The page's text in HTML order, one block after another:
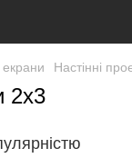
екрани Настінні
2х3